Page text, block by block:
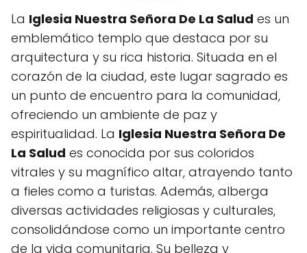
La Iglesia Nuestra Señora De La Salud es un
emblemático templo que destaca por su
arquitectura y su rica historia. Situada en el
corazón de la ciudad, este lugar sagrado es
un punto de encuentro para la comunidad,
ofreciendo un ambiente de paz y
espiritualidad. La Iglesia Nuestra Señora De
La Salud es conocida por sus coloridos
vitrales y su magnífico altar, atrayendo tanto
a fieles como a turistas. Además, alberga
diversas actividades religiosas y culturales,
consolidándose como un importante centro
de la vida comunitaria. Su belleza y